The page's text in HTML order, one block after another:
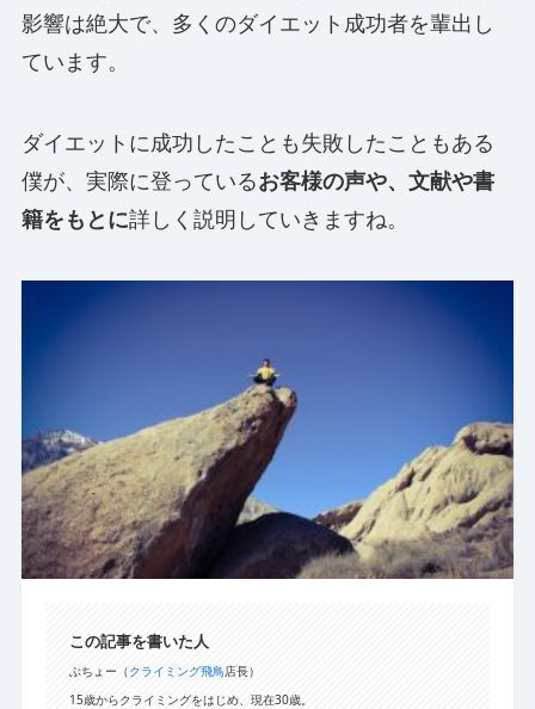
影響は絶大で、多くのダイエット成功者を輩出し
ています。
ダイエットに成功したことも失敗したこともある
僕が、実際に登っているお客様の声や、文献や書
籍をもとに詳しく説明していきますね。
この記事を書いた人
ぶちょー（クライミング飛鳥店長）
15歳からクライミングをはじめ、現在30歳。